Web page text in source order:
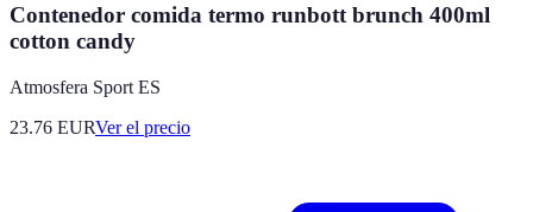
Contenedor comida termo runbott brunch 400ml
cotton candy
Atmosfera Sport ES
23.76 EURVer el precio